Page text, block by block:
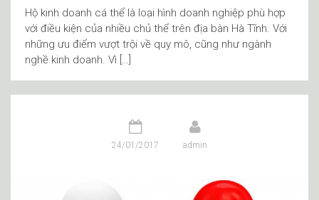
Hộ kinh doanh cá thể là loại hình doanh nghiệp phù hợp
với điều kiện của nhiều chủ thể trên địa bàn Hà Tĩnh. Với
những ưu điểm vượt trội về quy mô, cũng như ngành
nghề kinh doanh. Vì […]
24/01/2017 admin